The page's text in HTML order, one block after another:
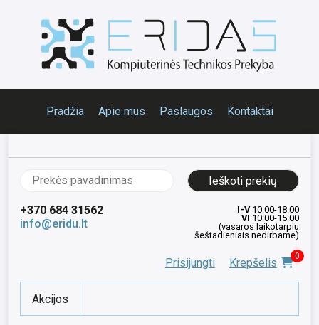
Pradžia Apie mus Paslaugos Kontaktai
Ieškoti:
+370 684 31562
info@eridu.lt
I-V10:00-18:00
VI 10:00-15:00
(vasaros laikotarpiu
šeštadieniais nedirbame)
Prisijungti Krepšelis 0
Akcijos